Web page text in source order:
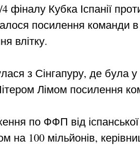
фіналу Кубка Іспанії
посилення команди
влітку.
з Сінгапуру, де була
Лімом посилення
по ФФП від іспанської
на 100 мільйонів,